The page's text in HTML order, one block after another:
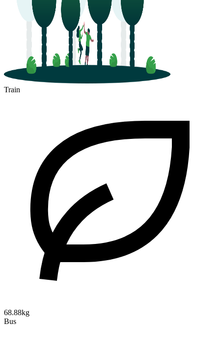
Train
68.88kg
Bus